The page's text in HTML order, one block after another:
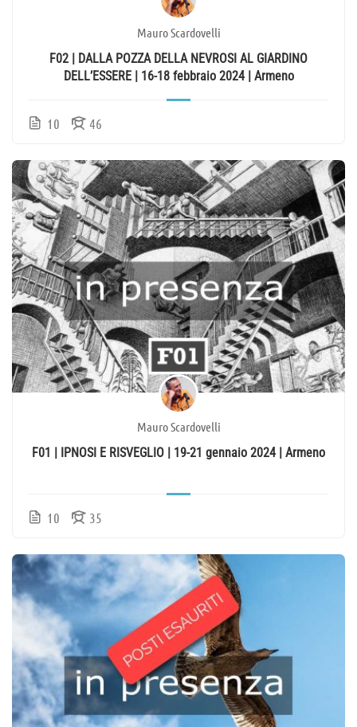
Mauro Scardovelli
F02 | DALLA POZZA DELLA NEVROSI AL GIARDINO
DELL’ESSERE | 16-18 febbraio 2024 | Armeno
10 46
Mauro Scardovelli
F01 | IPNOSI E RISVEGLIO | 19-21 gennaio 2024 | Armeno
10 35